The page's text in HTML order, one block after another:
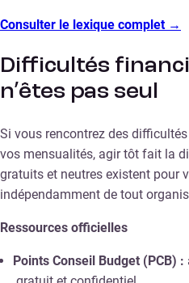
Consulter le lexique complet →
Difficultés
n’êtes pas seul
Si vous rencontrez des
vos mensualités, agir tôt fait la
gratuits et neutres existent pour
indépendamment de tout
Ressources officielles
Points Conseil Budget (PCB) :